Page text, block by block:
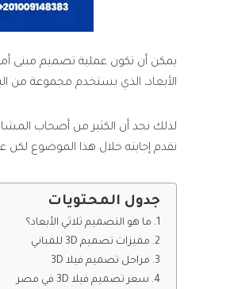
يمكن أن تكون عملية تصميم مبنى
الأبعاد، الذي يستخدم مجموعة من
نقدم إجابته خلال هذا الموضوع لكن
جدول المحتويات
ما هو التصميم ثلاثي الأبعاد؟
مميزات تصميم 3D للمباني
مراحل تصميم فيلا 3D
سعر تصميم فيلا 3D في مصر